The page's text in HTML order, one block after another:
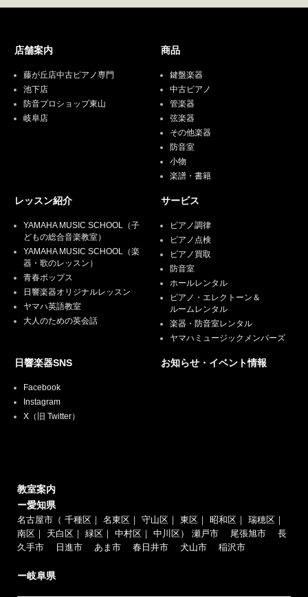
店舗案内
藤が丘店中古ピアノ専門
池下店
防音プロショップ東山
岐阜店
商品
鍵盤楽器
中古ピアノ
管楽器
弦楽器
その他楽器
防音室
小物
楽譜・書籍
レッスン紹介
YAMAHA MUSIC SCHOOL（子
どもの総合音楽教室）
YAMAHA MUSIC SCHOOL（楽
器・歌のレッスン）
青春ポップス
日響楽器オリジナルレッスン
ヤマハ英語教室
大人のための英会話
サービス
ピアノ調律
ピアノ点検
ピアノ買取
防音室
ホールレンタル
ピアノ・エレクトーン＆
ルームレンタル
楽器・防音室レンタル
ヤマハミュージックメンバーズ
日響楽器SNS
Facebook
Instagram
X（旧 Twitter）
お知らせ・イベント情報
教室案内
ー愛知県
名古屋市（ 千種区 ｜ 名東区 ｜ 守山区 ｜ 東区 ｜ 昭和区 ｜ 瑞穂区 ｜
南区 ｜ 天白区 ｜ 緑区 ｜ 中村区 ｜ 中川区） 瀬戸市 尾張旭市
長
久手市
日進市 あま市 春日井市 犬山市 稲沢市
ー岐阜県